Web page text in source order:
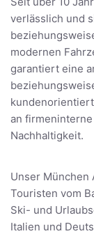
verlässlich und
modernen
garantiert eine
an
Nachhaltigkeit.
Unser
Touristen vom
Ski- und
Italien und